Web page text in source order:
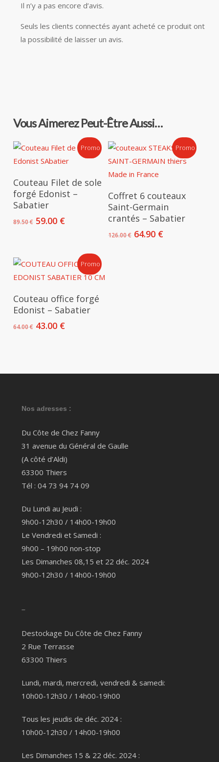
Il n’y a pas encore d’avis.
Seuls les clients connectés ayant acheté ce produit ont
la possibilité de laisser un avis.
Vous Aimerez Peut-Être Aussi…
Promo !
Ajouter Au Panier
Couteau Filet de sole
forgé Edonist –
Sabatier
89.50€ Le
89.50 €.
59.00 €Le
est :
59.00 €.
Promo !
Ajouter Au Panier
Coffret 6 couteaux
Saint-Germain
crantés – Sabatier
126.00€ Le
64.90 €Le
Promo !
Ajouter Au Panier
Couteau office forgé
Edonist – Sabatier
64.00€ Le
43.00 €Le
Nos adresses :
Du Côte de Chez Fanny
31 avenue du Général de Gaulle
(A côté d’Aldi)
63300 Thiers
Tél : 04 73 94 74 09
Du Lundi au Jeudi :
9h00-12h30 / 14h00-19h00
Le Vendredi et Samedi :
9h00 – 19h00 non-stop
Les Dimanches 08,15 et 22 déc. 2024
9h00-12h30 / 14h00-19h00
–
Destockage Du Côte de Chez Fanny
2 Rue Terrasse
63300 Thiers
Lundi, mardi, mercredi, vendredi & samedi:
10h00-12h30 / 14h00-19h00
Tous les jeudis de déc. 2024 :
10h00-12h30 / 14h00-19h00
Les Dimanches 15 & 22 déc. 2024 :